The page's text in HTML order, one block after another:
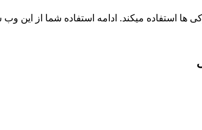
ها استفاده میکند. ادامه استفاده شما از این